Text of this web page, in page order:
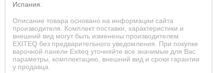
Испания.
Описание товара основано на информации сайта
производителя. Комплект поставки, характеристики и
внешний вид могут быть изменены производителем
EXITEQ без предварительного уведомления. При покупке
варочной панели Exiteq уточняйте все значимые для Вас
параметры, комплектацию, внешний вид и сроки гарантии
у продавца.